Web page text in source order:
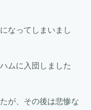
なってしまいまし
ムに入団しました
が、その後は悲惨な